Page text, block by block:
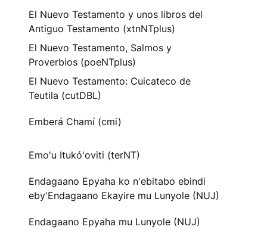
El Nuevo Testamento y unos libros del
Antiguo Testamento (xtnNTplus)
El Nuevo Testamento, Salmos y
Proverbios (poeNTplus)
El Nuevo Testamento: Cuicateco de
Teutila (cutDBL)
Emberá Chamí (cmi)
Emo'u Itukó'oviti (terNT)
Endagaano Epyaha ko n'ebitabo ebindi
eby'Endagaano Ekayire mu Lunyole (NUJ)
Endagaano Epyaha mu Lunyole (NUJ)